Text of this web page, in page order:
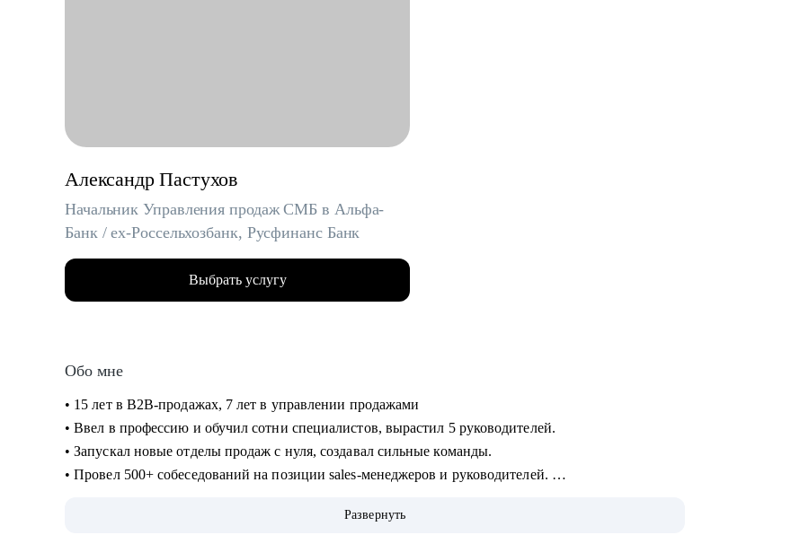
Александр Пастухов
Начальник Управления продаж СМБ в Альфа-
Банк / ex-Россельхозбанк, Русфинанс Банк
Выбрать услугу
Обо мне
• 15 лет в B2B-продажах, 7 лет в управлении продажами
• Ввел в профессию и обучил сотни специалистов, вырастил 5 руководителей.
• Запускал новые отделы продаж с нуля, создавал сильные команды.
• Провел 500+ собеседований на позиции sales-менеджеров и руководителей.
• 500+ продающих резюме и сопроводительных писем
Развернуть